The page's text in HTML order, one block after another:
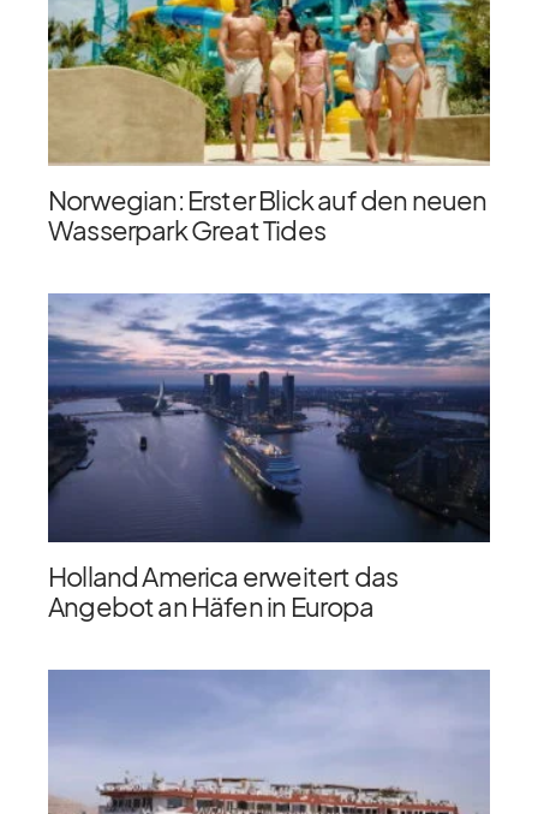
Norwegian: Erster Blick auf den neuen
Wasserpark Great Tides
Holland America erweitert das
Angebot an Häfen in Europa